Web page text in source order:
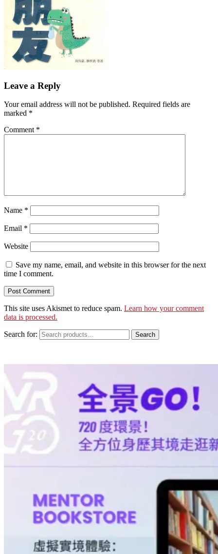
Leave a Reply
Your email address will not be published. Required fields are
marked *
Comment *
Name *
Email *
Website
Save my name, email, and website in this browser for the next
time I comment.
This site uses Akismet to reduce spam. Learn how your comment
data is processed.
Search for: Search